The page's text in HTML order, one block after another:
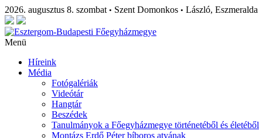
2026. augusztus 8. szombat • Szent Domonkos • László, Eszmeralda
Menü
Híreink
Média
Fotógalériák
Videótár
Hangtár
Beszédek
Tanulmányok a Főegyházmegye történetéből és életéből
Montázs Erdő Péter bíboros atyának